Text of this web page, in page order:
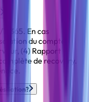
365. En cas
du compte
(4) Rapport
de recovery.